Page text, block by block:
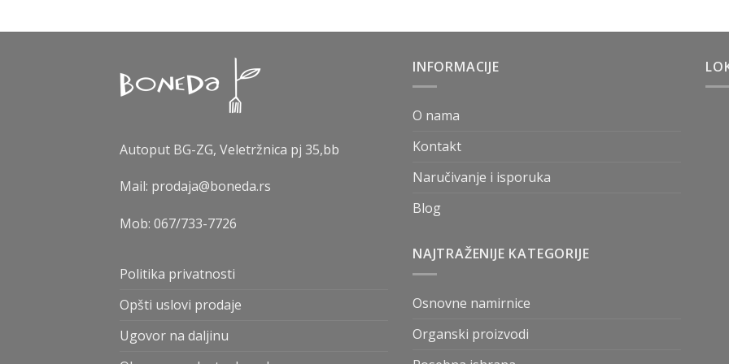
Autoput BG-ZG, Veletržnica pj 35,bb
Mail: prodaja@boneda.rs
Mob: 067/733-7726
Politika privatnosti
Opšti uslovi prodaje
Ugovor na daljinu
INFORMACIJE
O nama
Kontakt
Naručivanje i isporuka
Blog
NAJTRAŽENIJE KATEGORIJE
Osnovne namirnice
Organski proizvodi